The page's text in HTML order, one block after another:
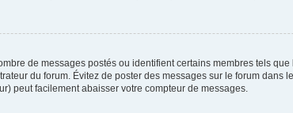
de messages postés ou identifient certains membres tels
du forum. Évitez de poster des messages sur le forum dans
peut facilement abaisser votre compteur de messages.